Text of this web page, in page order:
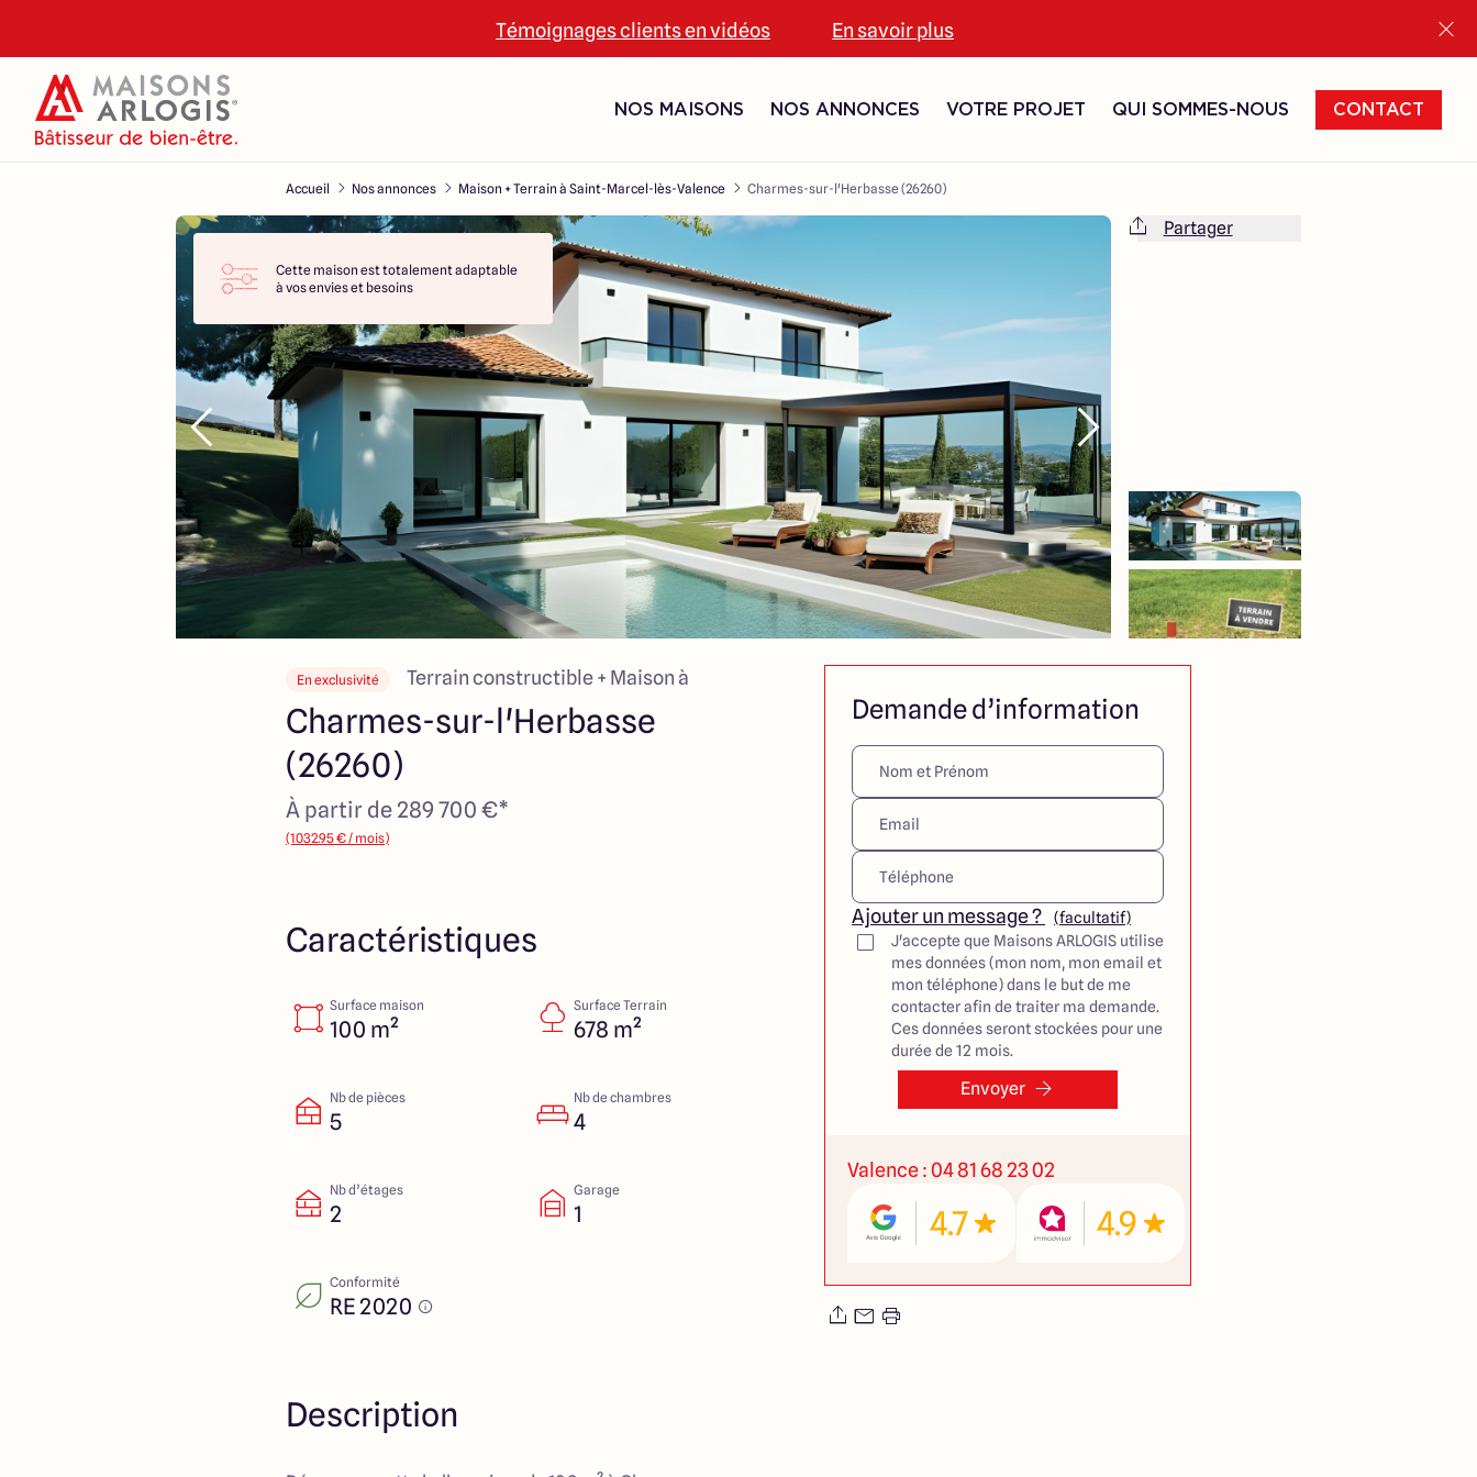
Témoignages clients en vidéos En savoir plus
NOS MAISONS NOS ANNONCES VOTRE PROJET QUI SOMMES-NOUS CONTACT
Accueil Nos annonces Maison + Terrain à Saint-Marcel-lès-Valence Charmes-sur-l'Herbasse (26260)
Cette maison est totalement adaptable
à vos envies et besoins
Partager
En exclusivité Terrain constructible + Maison à
Charmes-sur-l'Herbasse
(26260)
À partir de 289 700 €*
(1032.95 € / mois)
Caractéristiques
Surface maison
100 m²
Surface Terrain
678 m²
Nb de pièces
5
Nb de chambres
4
Nb d’étages
2
Garage
1
Conformité
RE 2020
Description
Demande d’information
Ajouter un message ?
(facultatif)
J'accepte que Maisons ARLOGIS utilise
mes données (mon nom, mon email et
mon téléphone) dans le but de me
contacter afin de traiter ma demande.
Ces données seront stockées pour une
durée de 12 mois.
Envoyer
Valence : 04 81 68 23 02
4.7 4.9